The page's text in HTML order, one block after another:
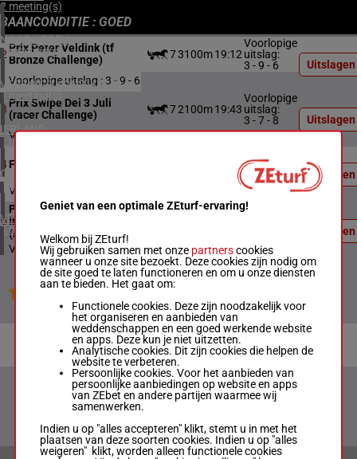
2 meeting(s)
NOORWEGEN
1 meeting(s)
VERENIGD KONINKRIJK
3 meeting(s)
IERLAND
1 meeting(s)
CHILI
1 meeting(s)
VERENIGDE STATEN
4 meeting(s)
BAANCONDITIE : GOED
2Prix Peter Veldink (tf
Bronze Challenge)
73100m19:12
Voorlopige
uitslag:
3 - 9 - 6
Uitslagen
Voorlopige uitslag : 3 - 9 - 6
3Prix Swipe Dei 3 Juli
(racer Challenge)
72100m19:43
Voorlopige
uitslag:
3 - 7 - 8
Uitslagen
Voorlopige uitslag : 3 - 7 - 8
4Finale Elite Challenge 20:17uitslag:
2 - 3 - 5
Uitslagen
Voorlopige uitslag : 2 - 3 - 5
5
Prix Knipscheer
Infrastructuur
(merwestaal Tal. Ch)
Voorlopige
Uitslagen
Voorlopige uitslag : 5 - 1 - 4
Jouw favoriete paarden
Geniet van een optimale ZEturf-ervaring!
Welkom bij ZEturf!
Wij gebruiken samen met onze partnerscookies
wanneer u onze site bezoekt. Deze cookies zijn nodig om
de site goed te laten functioneren en om u onze diensten
aan te bieden. Het gaat om:
Functionele cookies. Deze zijn noodzakelijk voor
het organiseren en aanbieden van
weddenschappen en een goed werkende website
en apps. Deze kun je niet uitzetten.
Analytische cookies. Dit zijn cookies die helpen de
website te verbeteren.
Persoonlijke cookies. Voor het aanbieden van
persoonlijke aanbiedingen op website en apps
van ZEbet en andere partijen waarmee wij
samenwerken.
Indien u op "alles accepteren" klikt, stemt u in met het
plaatsen van deze soorten cookies. Indien u op "alles
weigeren" klikt, worden alleen functionele cookies